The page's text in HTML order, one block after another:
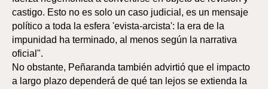
castigo. Esto no es solo un caso judicial, es un mensaje
político a toda la esfera 'evista-arcista': la era de la
impunidad ha terminado, al menos según la narrativa
oficial".
No obstante, Peñaranda también advirtió que el impacto
a largo plazo dependerá de qué tan lejos se extienda la